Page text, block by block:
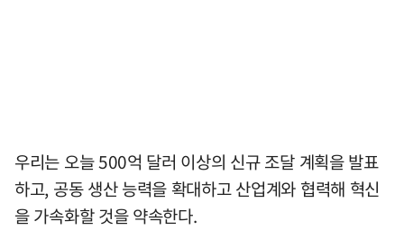
우리는 오늘 500억 달러 이상의 신규 조달 계획을 발표
하고, 공동 생산 능력을 확대하고 산업계와 협력해 혁신
을 가속화할 것을 약속한다.